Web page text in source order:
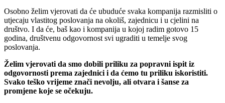
Osobno želim vjerovati da će ubuduće svaka kompanija razmisliti o
utjecaju vlastitog poslovanja na okoliš, zajednicu i u cjelini na
društvo. I da će, baš kao i kompanija u kojoj radim gotovo 15
godina, društvenu odgovornost svi ugraditi u temelje svog
poslovanja.
Želim vjerovati da smo dobili priliku za popravni ispit iz
odgovornosti prema zajednici i da ćemo tu priliku iskoristiti.
Svako teško vrijeme znači nevolju, ali otvara i šanse za
promjene koje se očekuju.